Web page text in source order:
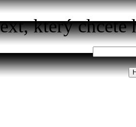
který chcete